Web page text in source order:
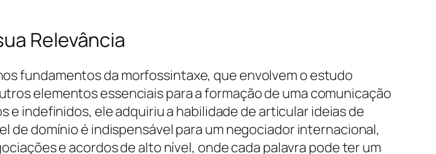
Relevância
fundamentos da morfossintaxe, que envolvem o estudo
elementos essenciais para a formação de uma comunicação
e indefinidos, ele adquiriu a habilidade de articular ideias de
de domínio é indispensável para um negociador internacional,
e acordos de alto nível, onde cada palavra pode ter um